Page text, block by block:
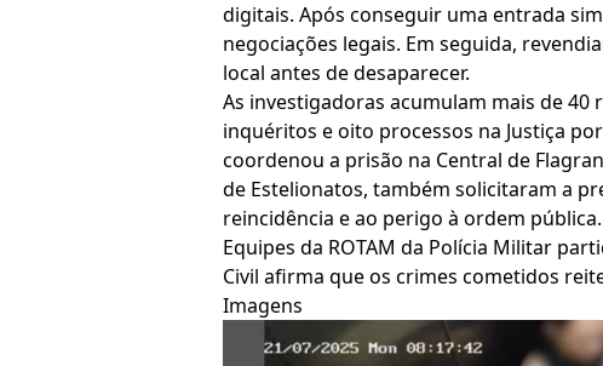
digitais. Após conseguir uma entrada
negociações legais. Em seguida,
local antes de desaparecer.
As investigadoras acumulam mais de
inquéritos e oito processos na Justiça
coordenou a prisão na Central de
de Estelionatos, também solicitaram a
reincidência e ao perigo à ordem pública.
Equipes da ROTAM da Polícia Militar
Civil afirma que os crimes cometidos
Imagens